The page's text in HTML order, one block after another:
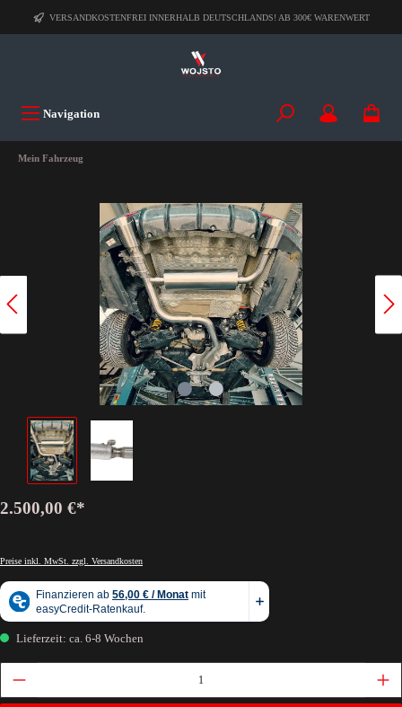
VERSANDKOSTENFREI INNERHALB DEUTSCHLANDS! AB 300€ WARENWERT
Navigation
Mein Fahrzeug
2.500,00 €*
Preise inkl. MwSt. zzgl. Versandkosten
Lieferzeit: ca. 6-8 Wochen